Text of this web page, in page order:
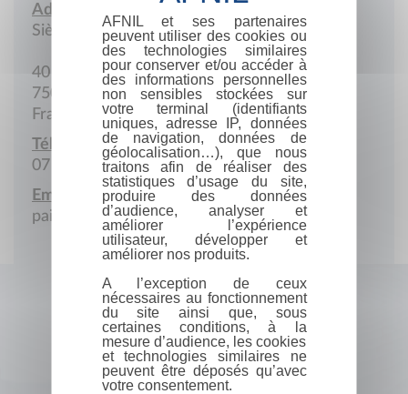
Adresse :
Siège social
40 Rue Alexandre Dumas
75011 Paris
France
Téléphone portable :
07 74 08 51 73
Email :
paipapm94@gmail.com
AFNIL et ses partenaires
peuvent utiliser des cookies ou
des technologies similaires
pour conserver et/ou accéder à
des informations personnelles
non sensibles stockées sur
votre terminal (identifiants
uniques, adresse IP, données
de navigation, données de
géolocalisation…), que nous
traitons afin de réaliser des
statistiques d’usage du site,
produire des données
d’audience, analyser et
améliorer l’expérience
utilisateur, développer et
améliorer nos produits.
A l’exception de ceux
nécessaires au fonctionnement
du site ainsi que, sous
certaines conditions, à la
mesure d’audience, les cookies
et technologies similaires ne
peuvent être déposés qu’avec
votre consentement.